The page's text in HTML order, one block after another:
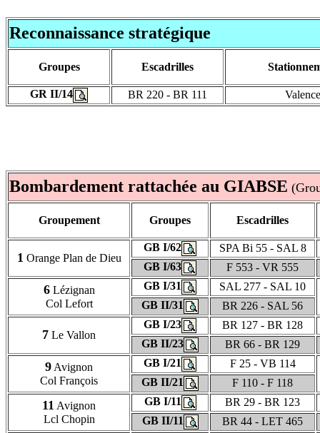
Reconnaissance stratégique
Groupes Escadrilles
GR II/14 BR 220 - BR 111 Valence
Bombardement rattachée au GIABSE
Groupement Groupes Escadrilles
1 Orange Plan de Dieu
GB I/62
SPA Bi 55 - SAL 8
GB I/63
F 553 - VR 555
6Lézignan
Col Lefort
GB I/31
SAL 277 - SAL 10
GB II/31
BR 226 - SAL 56
7 Le Vallon
GB I/23
BR 127 - BR 128
GB II/23
BR 66 - BR 129
9 Avignon
Col François
GB I/21
F 25 - VB 114
GB II/21
F 110 - F 118
11 Avignon
Lcl Chopin
GB I/11
BR 29 - BR 123
GB II/11
BR 44 - LET 465